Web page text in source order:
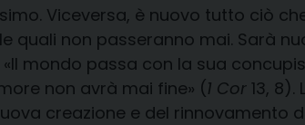
Viceversa, è nuovo tutto ciò
non passeranno mai. Sarà
mondo passa con la sua
non avrà mai fine» (1 Cor 13,
creazione e del rinnovamento